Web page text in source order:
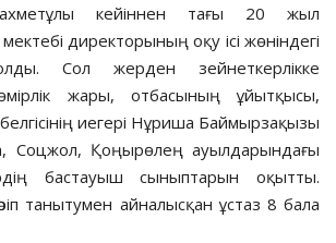
кейіннен тағы 20 жыл
директорының оқу ісі жөніндегі
Сол жерден зейнеткерлікке
жары, отбасының ұйытқысы,
иегері Нұриша Баймырзақызы
Соцжол, Қоңырөлең ауылдарындағы
бастауыш сыныптарын оқытты.
танытумен айналысқан ұстаз 8 бала